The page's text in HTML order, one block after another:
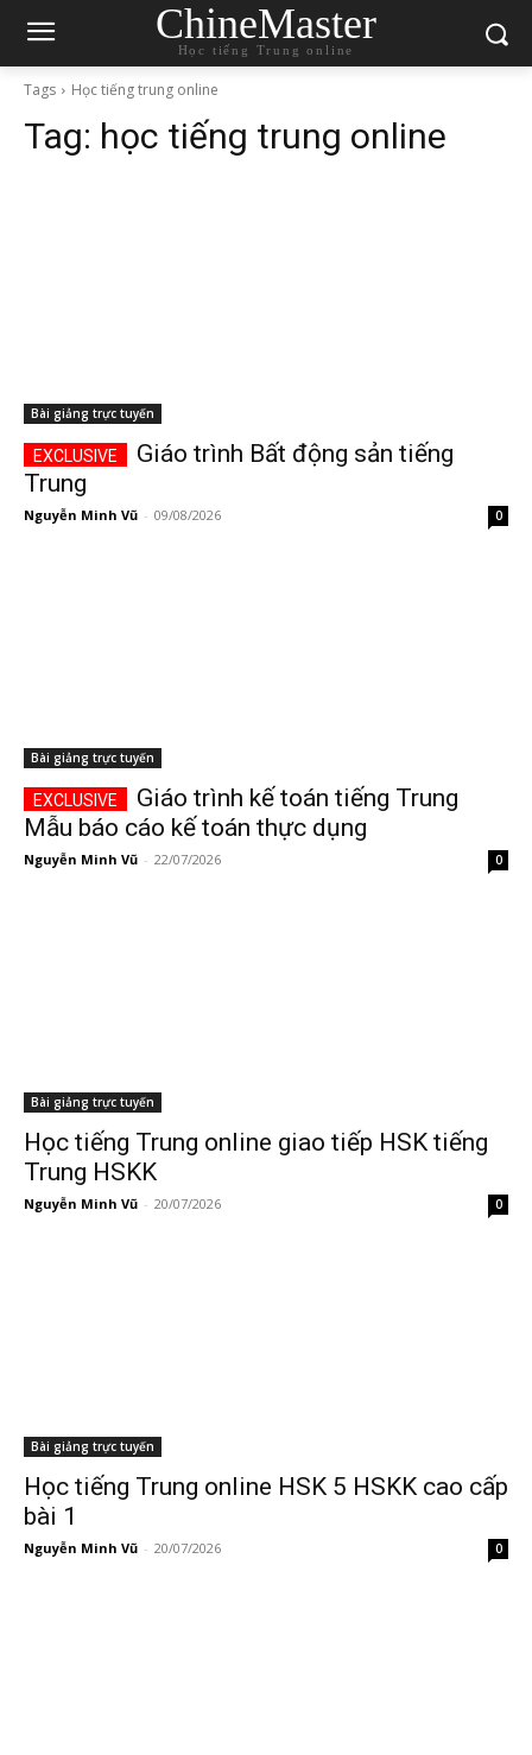
ChineMaster
Học tiếng Trung online
Tags Học tiếng trung online
Tag: học tiếng trung online
Bài giảng trực tuyến
Giáo trình Bất động sản tiếng
Trung
Nguyễn Minh Vũ - 09/08/2026 0
Bài giảng trực tuyến
Giáo trình kế toán tiếng Trung
Mẫu báo cáo kế toán thực dụng
Nguyễn Minh Vũ - 22/07/2026 0
Bài giảng trực tuyến
Học tiếng Trung online giao tiếp HSK tiếng
Trung HSKK
Nguyễn Minh Vũ - 20/07/2026 0
Bài giảng trực tuyến
Học tiếng Trung online HSK 5 HSKK cao cấp
bài 1
Nguyễn Minh Vũ - 20/07/2026 0